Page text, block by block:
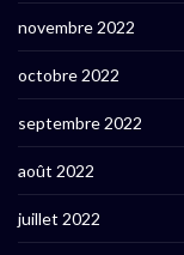
novembre 2022
octobre 2022
septembre 2022
août 2022
juillet 2022